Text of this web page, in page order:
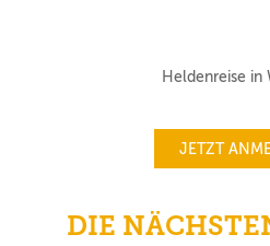
Heldenreise in
JETZT
DIE